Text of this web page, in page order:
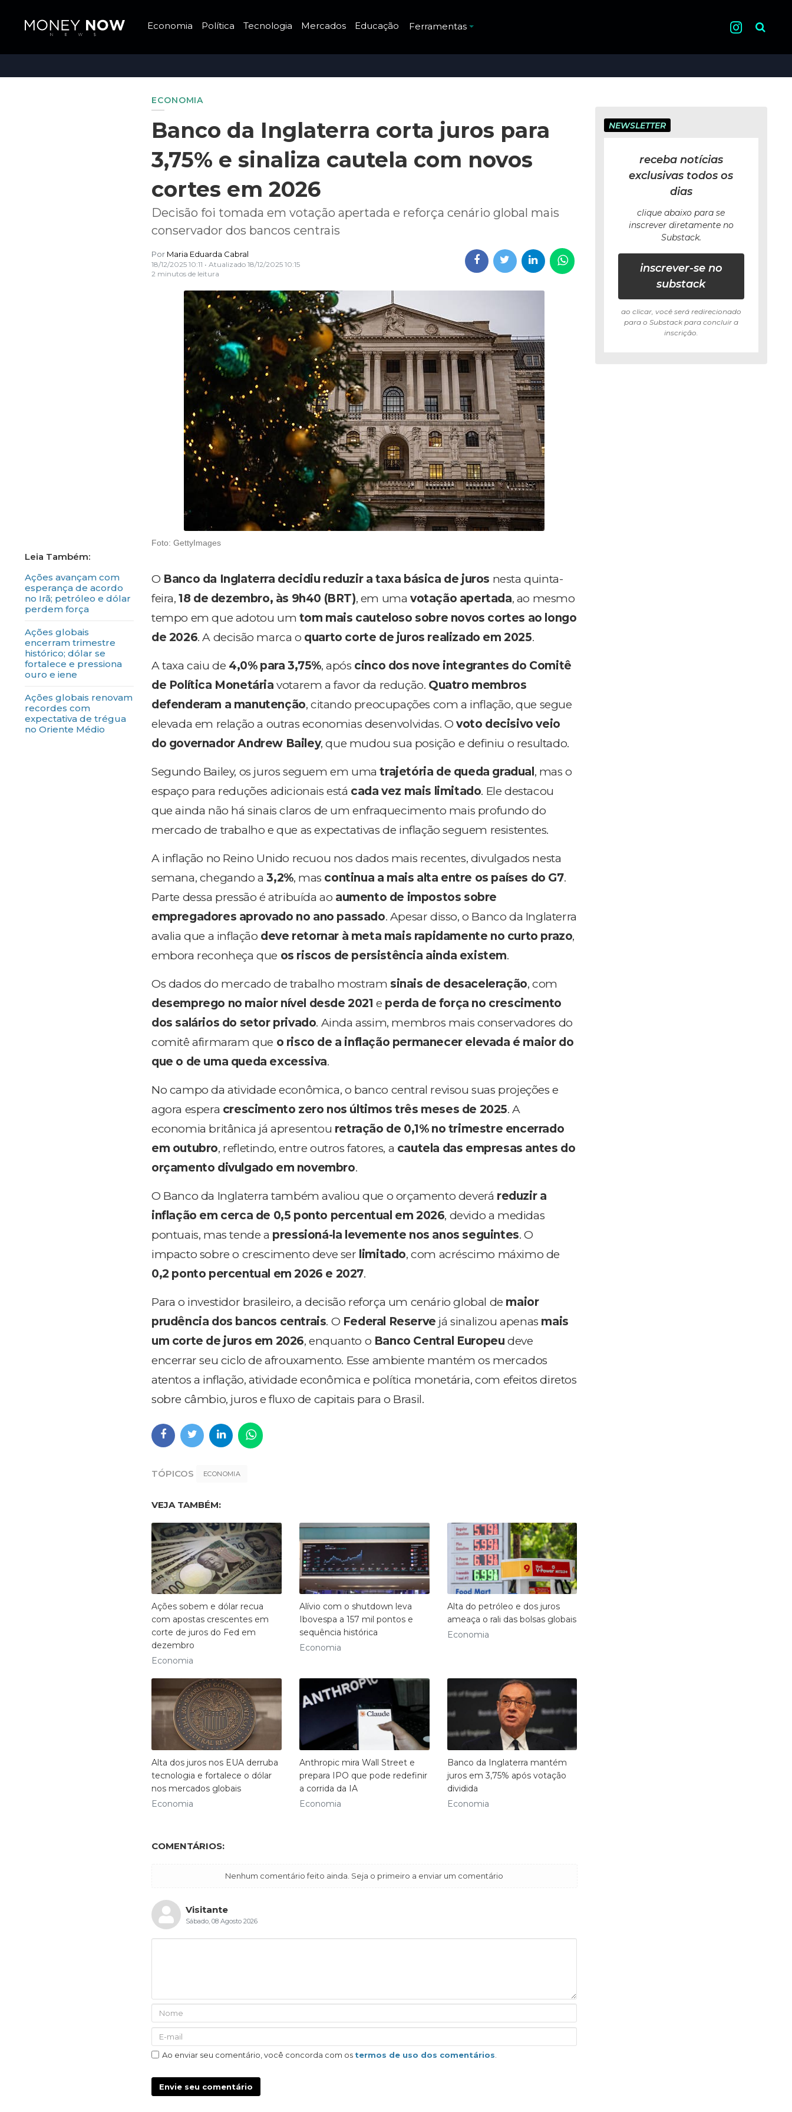
Economia Política Tecnologia Mercados Educação Ferramentas Pesquisa
Ações avançam com
esperança de acordo
no Irã; petróleo e dólar
perdem força
Ações globais
encerram trimestre
histórico; dólar se
fortalece e pressiona
ouro e iene
Ações globais renovam
recordes com
expectativa de trégua
no Oriente Médio
ECONOMIA
Banco da Inglaterra corta juros para
3,75% e sinaliza cautela com novos
cortes em 2026
Decisão foi tomada em votação apertada e reforça cenário global mais
conservador dos bancos centrais
Por Maria Eduarda Cabral
18/12/2025 10:11 • Atualizado 18/12/2025 10:15
2 minutos de leitura
Foto: GettyImages
O Banco da Inglaterra decidiu reduzir a taxa básica de juros nesta quinta-
feira,18 de dezembro, às 9h40 (BRT), em umavotação apertada, ao mesmo
tempo em que adotou um tom mais cauteloso sobre novos cortes ao longo
de 2026. A decisão marca o quarto corte de juros realizado em 2025.
A taxa caiu de 4,0% para 3,75%, após cinco dos nove integrantes do Comitê
de Política Monetária votarem a favor da redução. Quatro membros
defenderam a manutenção, citando preocupações com a inflação, que segue
elevada em relação a outras economias desenvolvidas. Ovoto decisivo veio
do governador Andrew Bailey, que mudou sua posição e definiu o resultado.
Segundo Bailey, os juros seguem em umatrajetória de queda gradual , mas o
espaço para reduções adicionais está cada vez mais limitado. Ele destacou
que ainda não há sinais claros de um enfraquecimento mais profundo do
mercado de trabalho e que as expectativas de inflação seguem resistentes.
A inflação no Reino Unido recuou nos dados mais recentes, divulgados nesta
semana, chegando a3,2%, mas continua a mais alta entre os países do G7.
Parte dessa pressão é atribuída ao aumento de impostos sobre
empregadores aprovado no ano passado. Apesar disso, o Banco da Inglaterra
avalia que a inflação deve retornar à meta mais rapidamente no curto prazo,
embora reconheça que os riscos de persistência ainda existem.
Os dados do mercado de trabalho mostram sinais de desaceleração, com
desemprego no maior nível desde 2021 e perda de força no crescimento
dos salários do setor privado. Ainda assim, membros mais conservadores do
comitê afirmaram que o risco de a inflação permanecer elevada é maior do
que o de uma queda excessiva.
No campo da atividade econômica, o banco central revisou suas projeções e
agora espera crescimento zero nos últimos três meses de 2025. A
economia britânica já apresentou retração de 0,1% no trimestre encerrado
em outubro, refletindo, entre outros fatores, a cautela das empresas antes do
orçamento divulgado em novembro.
O Banco da Inglaterra também avaliou que o orçamento deverá reduzir a
inflação em cerca de 0,5 ponto percentual em 2026, devido a medidas
pontuais, mas tende a pressioná-la levemente nos anos seguintes. O
impacto sobre o crescimento deve ser limitado, com acréscimo máximo de
0,2 ponto percentual em 2026 e 2027.
Para o investidor brasileiro, a decisão reforça um cenário global de maior
prudência dos bancos centrais. O Federal Reserve já sinalizou apenas mais
um corte de juros em 2026, enquanto o Banco Central Europeu deve
encerrar seu ciclo de afrouxamento. Esse ambiente mantém os mercados
atentos a inflação, atividade econômica e política monetária, com efeitos diretos
sobre câmbio, juros e fluxo de capitais para o Brasil.
TÓPICOS ECONOMIA
VEJA TAMBÉM:
Ações sobem e dólar recua
com apostas crescentes em
corte de juros do Fed em
dezembro
Economia
Alívio com o shutdown leva
Ibovespa a 157 mil pontos e
sequência histórica
Economia
Alta do petróleo e dos juros
ameaça o rali das bolsas globais
Economia
Alta dos juros nos EUA derruba
tecnologia e fortalece o dólar
nos mercados globais
Economia
Anthropic mira Wall Street e
prepara IPO que pode redefinir
a corrida da IA
Economia
Banco da Inglaterra mantém
juros em 3,75% após votação
dividida
Economia
COMENTÁRIOS:
Nenhum comentário feito ainda. Seja o primeiro a enviar um comentário
Visitante
Sábado, 08 Agosto 2026
Ao enviar seu comentário, você concorda com os termos de uso dos comentários.
Envie seu comentário
NEWSLETTER
receba notícias
exclusivas todos os
dias
clique abaixo para se
inscrever diretamente no
Substack.
inscrever-se no
substack
ao clicar, você será redirecionado
para o Substack para concluir a
inscrição.